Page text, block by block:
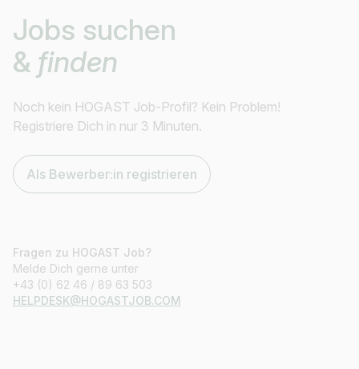
Jobs suchen
& finden
Noch kein HOGAST Job-Profil? Kein Problem!
Registriere Dich in nur 3 Minuten.
Als Bewerber:in registrieren
Fragen zu HOGAST Job?
Melde Dich gerne unter
+43 (0) 62 46 / 89 63 503
HELPDESK@HOGASTJOB.COM
Ich suche nach …
z.B. Österreich
Land / Bundesland
Jobs finden